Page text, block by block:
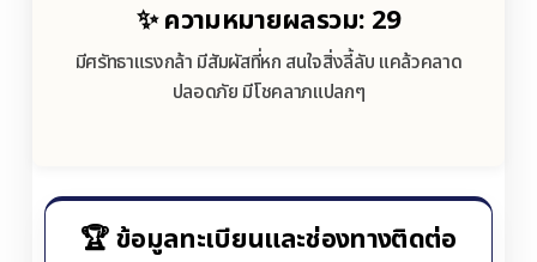
✨ ความหมายผลรวม: 29
มีศรัทธาแรงกล้า มีสัมผัสที่หก สนใจสิ่งลี้ลับ แคล้วคลาด
ปลอดภัย มีโชคลาภแปลกๆ
🏆 ข้อมูลทะเบียนและช่องทางติดต่อ